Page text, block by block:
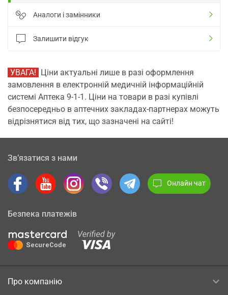
Аналоги і замінники
Залишити відгук
УВАГА! Ціни актуальні лише в разі оформлення
замовлення в електронній медичній інформаційній
системі Аптека 9-1-1. Ціни на товари в разі купівлі
безпосередньо в аптечних закладах-партнерах можуть
відрізнятися від тих, що зазначені на сайті!
Зв’язатися з нами
Онлайн чат
Безпека платежів
Про компанію